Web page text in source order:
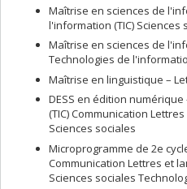
Maîtrise en sciences de
l'information (TIC) Sciences
Maîtrise en sciences de
Technologies de
Maîtrise en linguistique –
DESS en édition
(TIC) Communication
Sciences sociales
Microprogramme de 2e
Communication Lettres et
Sciences sociales